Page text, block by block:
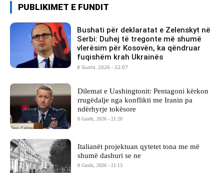
PUBLIKIMET E FUNDIT
Bushati për deklaratat e Zelenskyt në
Serbi: Duhej të tregonte më shumë
vlerësim për Kosovën, ka qëndruar
fuqishëm krah Ukrainës
8 Gusht, 2026 - 22:07
Dilemat e Uashingtonit: Pentagoni kërkon
rrugëdalje nga konflikti me Iranin pa
ndërhyrje tokësore
8 Gusht, 2026 - 21:20
Italianët projektuan qytetet tona me më
shumë dashuri se ne
8 Gusht, 2026 - 21:13